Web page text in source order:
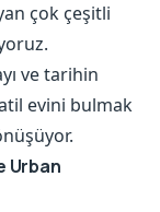
çok çeşitli
ve tarihin
evini bulmak
Urban